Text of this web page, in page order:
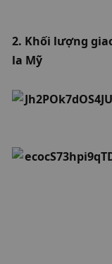
2. Khối lượng
la Mỹ